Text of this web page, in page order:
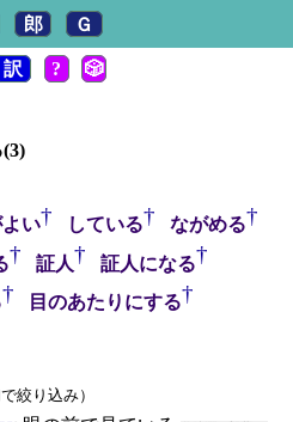
郎 Ｇ
訳 ? 🎲
い† している† ながめる†
† 証人† 証人になる†
† 目のあたりにする†
絞り込み）